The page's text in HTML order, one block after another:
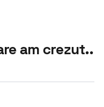
am crezut..